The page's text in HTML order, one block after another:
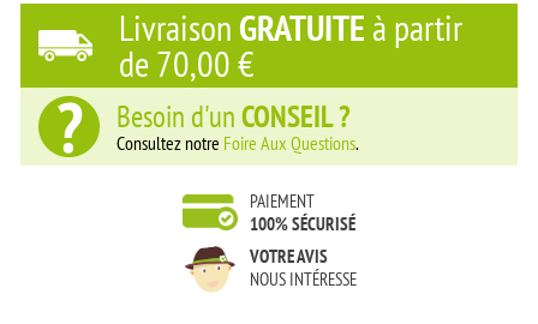
LivraisonGRATUITEà partir
de70,00 €
Besoin d'unCONSEIL ?
Consultez notre Foire Aux Questions.
PAIEMENT
100% SÉCURISÉ
VOTRE AVIS
NOUS INTÉRESSE